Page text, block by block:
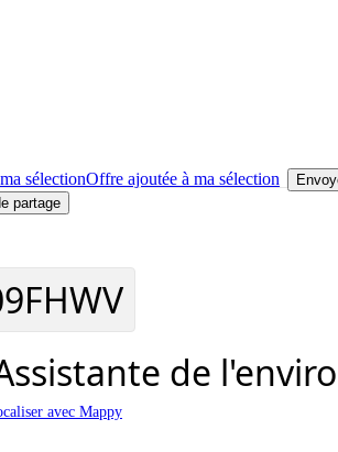
sélectionOffre ajoutée à ma sélection
partage
de
avec Mappy